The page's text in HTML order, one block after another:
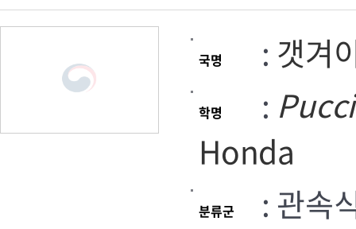
국명 : 갯겨
학명 :
Honda
분류군 : 관속